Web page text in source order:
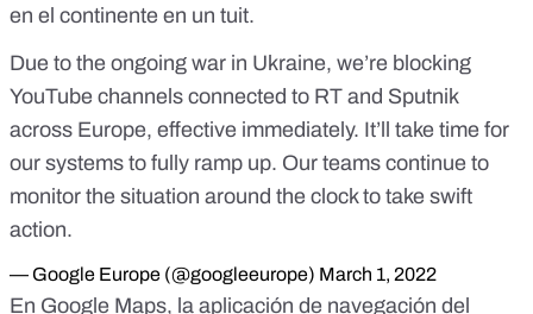
en el continente en un tuit.
Due to the ongoing war in Ukraine, we’re blocking
YouTube channels connected to RT and Sputnik
across Europe, effective immediately. It’ll take time for
our systems to fully ramp up. Our teams continue to
monitor the situation around the clock to take swift
action.
— Google Europe (@googleeurope) March 1, 2022
En Google Maps, la aplicación de navegación del